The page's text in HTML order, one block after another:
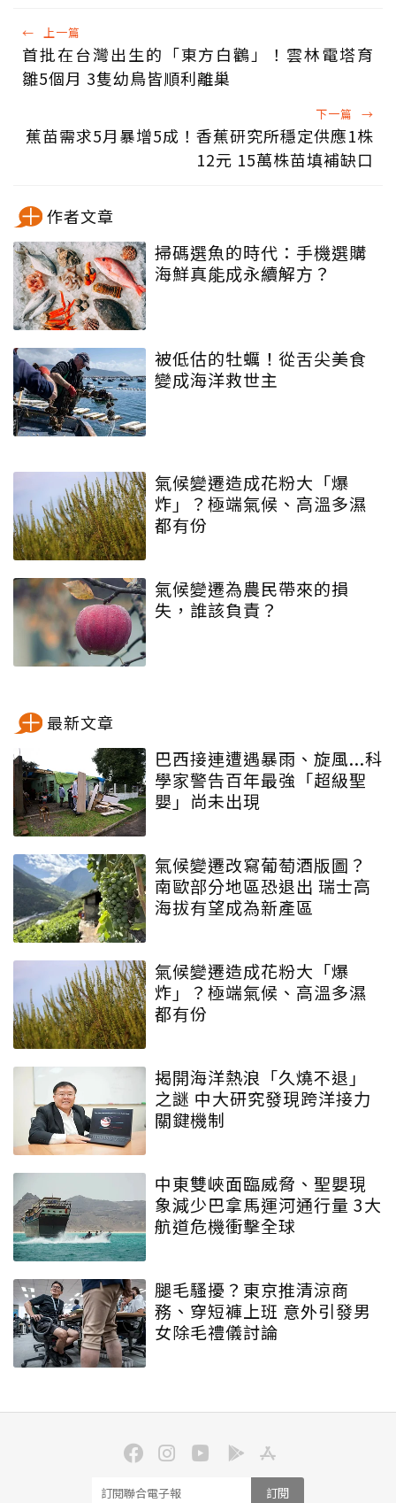
← 上一篇
首批在台灣出生的「東方白鸛」！雲林電塔育
雛5個月 3隻幼鳥皆順利離巢
下一篇 →
蕉苗需求5月暴增5成！香蕉研究所穩定供應1株
12元 15萬株苗填補缺口
作者文章
掃碼選魚的時代：手機選購
海鮮真能成永續解方？
被低估的牡蠣！從舌尖美食
變成海洋救世主
氣候變遷造成花粉大「爆
炸」？極端氣候、高溫多濕
都有份
氣候變遷為農民帶來的損
失，誰該負責？
最新文章
巴西接連遭遇暴雨、旋風...科
學家警告百年最強「超級聖
嬰」尚未出現
氣候變遷改寫葡萄酒版圖？
南歐部分地區恐退出 瑞士高
海拔有望成為新產區
氣候變遷造成花粉大「爆
炸」？極端氣候、高溫多濕
都有份
揭開海洋熱浪「久燒不退」
之謎 中大研究發現跨洋接力
關鍵機制
中東雙峽面臨威脅、聖嬰現
象減少巴拿馬運河通行量 3大
航道危機衝擊全球
腿毛騷擾？東京推清涼商
務、穿短褲上班 意外引發男
女除毛禮儀討論
訂閱